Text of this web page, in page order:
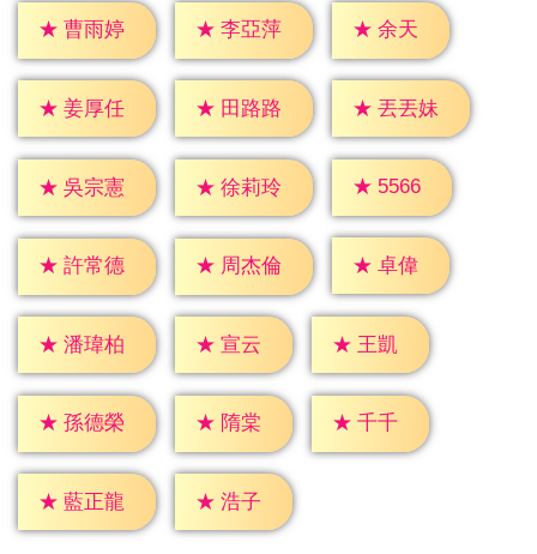
★ 曹雨婷 ★ 李亞萍 ★ 余天
★ 姜厚任 ★ 田路路 ★ 丟丟妹
★ 吳宗憲 ★ 徐莉玲 ★ 5566
★ 許常德 ★ 周杰倫 ★ 卓偉
★ 潘瑋柏 ★ 宣云 ★ 王凱
★ 孫德榮 ★ 隋棠 ★ 千千
★ 藍正龍 ★ 浩子